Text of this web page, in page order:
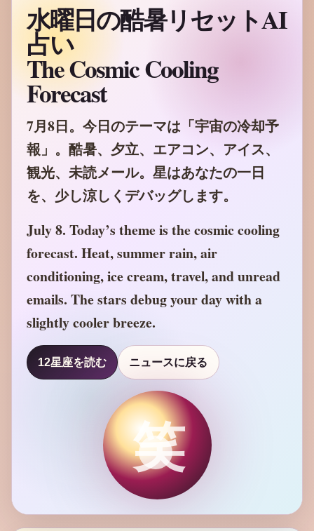
水曜日の酷暑リセットAI
占い
The Cosmic Cooling
Forecast
7月8日。今日のテーマは「宇宙の冷却予
報」。酷暑、夕立、エアコン、アイス、
観光、未読メール。星はあなたの一日
を、少し涼しくデバッグします。
July 8. Today’s theme is the cosmic cooling
forecast. Heat, summer rain, air
conditioning, ice cream, travel, and unread
emails. The stars debug your day with a
slightly cooler breeze.
12星座を読む ニュースに戻る